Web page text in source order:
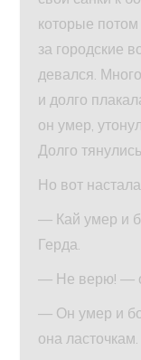
которые
за городские
девался.
и долго
он умер,
Долго
Но вот
— Кай умер и
Герда.
— Не верю! —
— Он умер и
она ласточкам.